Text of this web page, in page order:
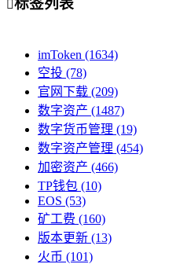
标签列表
imToken (1634)
空投 (78)
官网下载 (209)
数字资产 (1487)
数字货币管理 (19)
数字资产管理 (454)
加密资产 (466)
TP钱包 (10)
EOS (53)
矿工费 (160)
版本更新 (13)
火币 (101)